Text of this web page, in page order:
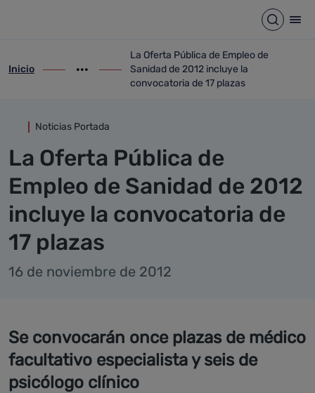
Abrir
ir-a inicio
Inicio
Mostrar opciones del camino de migas
ir-a La Oferta Pública de Empleo de
La Oferta Pública de Empleo de
Sanidad de 2012 incluye la
convocatoria de 17 plazas
Noticias Portada
La Oferta Pública de
Empleo de Sanidad de 2012
incluye la convocatoria de
17 plazas
16 de noviembre de 2012
Se convocarán once plazas de médico
facultativo especialista y seis de
psicólogo clínico